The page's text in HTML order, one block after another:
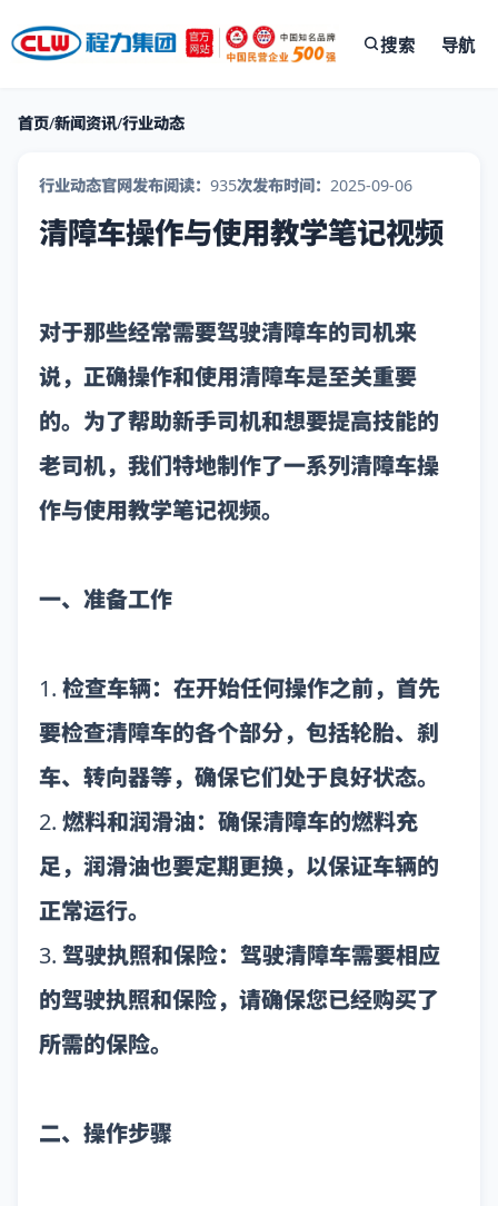
搜索 导航
首页/新闻资讯/行业动态
行业动态官网发布阅读：935次发布时间：2025-09-06
清障车操作与使用教学笔记视频
对于那些经常需要驾驶清障车的司机来
说，正确操作和使用清障车是至关重要
的。为了帮助新手司机和想要提高技能的
老司机，我们特地制作了一系列清障车操
作与使用教学笔记视频。
一、准备工作
1. 检查车辆：在开始任何操作之前，首先
要检查清障车的各个部分，包括轮胎、刹
车、转向器等，确保它们处于良好状态。
2. 燃料和润滑油：确保清障车的燃料充
足，润滑油也要定期更换，以保证车辆的
正常运行。
3. 驾驶执照和保险：驾驶清障车需要相应
的驾驶执照和保险，请确保您已经购买了
所需的保险。
二、操作步骤